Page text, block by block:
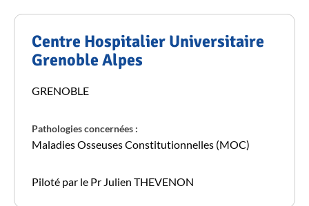
Centre Hospitalier Universitaire
Grenoble Alpes
GRENOBLE
Pathologies concernées :
Maladies Osseuses Constitutionnelles (MOC)
Piloté par le Pr Julien THEVENON